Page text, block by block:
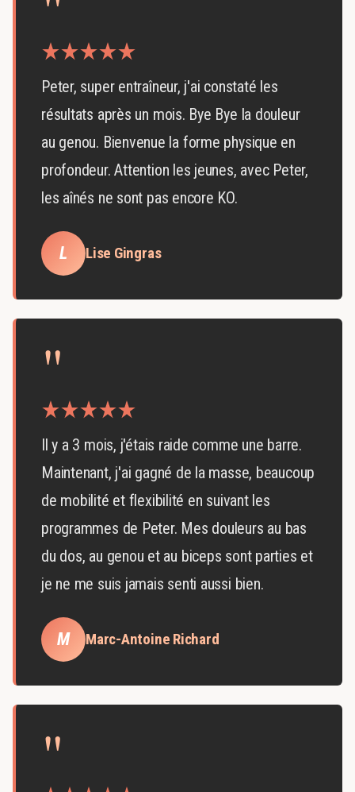
Peter, super entraîneur, j'ai constaté les
résultats après un mois. Bye Bye la douleur
au genou. Bienvenue la forme physique en
profondeur. Attention les jeunes, avec Peter,
les aînés ne sont pas encore KO.
L Lise Gingras
"
Il y a 3 mois, j'étais raide comme une barre.
Maintenant, j'ai gagné de la masse, beaucoup
de mobilité et flexibilité en suivant les
programmes de Peter. Mes douleurs au bas
du dos, au genou et au biceps sont parties et
je ne me suis jamais senti aussi bien.
M Marc-Antoine Richard
"